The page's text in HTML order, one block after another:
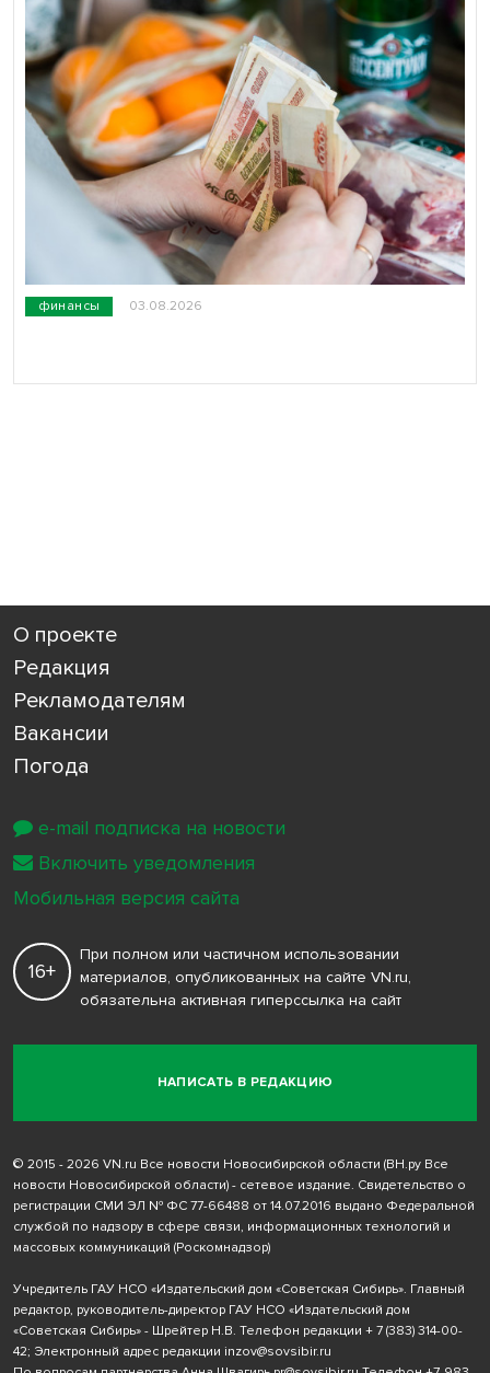
финансы 03.08.2026
О проекте
Редакция
Рекламодателям
Вакансии
Погода
НАПИСАТЬ В РЕДАКЦИЮ
16+
При полном или частичном использовании
материалов, опубликованных на сайте VN.ru,
обязательна активная гиперссылка на сайт
© 2015 - 2026 VN.ru Все новости Новосибирской области (ВН.ру Все
новости Новосибирской области) - сетевое издание. Свидетельство о
регистрации СМИ ЭЛ № ФС 77-66488 от 14.07.2016 выдано Федеральной
службой по надзору в сфере связи, информационных технологий и
массовых коммуникаций (Роскомнадзор)
Учредитель ГАУ НСО «Издательский дом «Советская Сибирь». Главный
редактор, руководитель-директор ГАУ НСО «Издательский дом
«Советская Сибирь» - Шрейтер Н.В. Телефон редакции + 7 (383) 314-00-
42; Электронный адрес редакции inzov@sovsibir.ru
e-mail подписка на новости
Включить уведомления
Мобильная версия сайта